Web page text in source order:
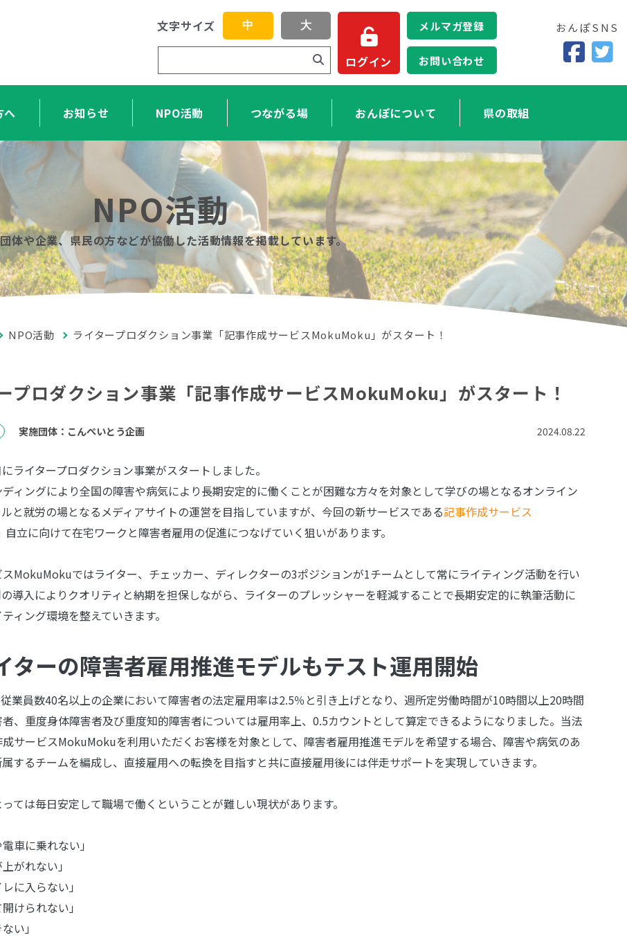
文字サイズ 中 大
ログイン
へ お知らせ NPO活動 つながる場 おんぽについて 県の取組
メルマガ登録
お問い合わせ
おんぽSNS
NPO活動
体や企業、県民の方などが協働した活動情報を掲載しています。
NPO活動 ライタープロダクション事業「記事作成サービスMokuMoku」がスタート！
プロダクション事業「記事作成サービスMokuMoku」がスタート！
実施団体：こんぺいとう企画 2024.08.22
ライタープロダクション事業がスタートしました。
ィングにより全国の障害や病気により長期安定的に働くことが困難な方々を対象として学びの場となるオンライン
と就労の場となるメディアサイトの運営を目指していますが、今回の新サービスである記事作成サービス
自立に向けて在宅ワークと障害者雇用の促進につなげていく狙いがあります。
MokuMokuではライター、チェッカー、ディレクターの3ポジションが1チームとして常にライティング活動を行い
導入によりクオリティと納期を担保しながら、ライターのプレッシャーを軽減することで長期安定的に執筆活動に
ィング環境を整えていきます。
ターの障害者雇用推進モデルもテスト運用開始
業員数40名以上の企業において障害者の法定雇用率は2.5％と引き上げとなり、週所定労働時間が10時間以上20時間
、重度身体障害者及び重度知的障害者については雇用率上、0.5カウントとして算定できるようになりました。当法
サービスMokuMokuを利用いただくお客様を対象として、障害者雇用推進モデルを希望する場合、障害や病気のあ
するチームを編成し、直接雇用への転換を目指すと共に直接雇用後には伴走サポートを実現していきます。
ては毎日安定して職場で働くということが難しい現状があります。
車に乗れない」
がれない」
に入らない」
けられない」
い」